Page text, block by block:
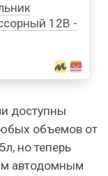
12В -
доступны
объемов от
но теперь
автодомным